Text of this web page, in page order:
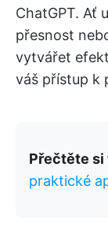
ChatGPT. Ať
přesnost
vytvářet
váš přístup k
Přečtěte si
praktické